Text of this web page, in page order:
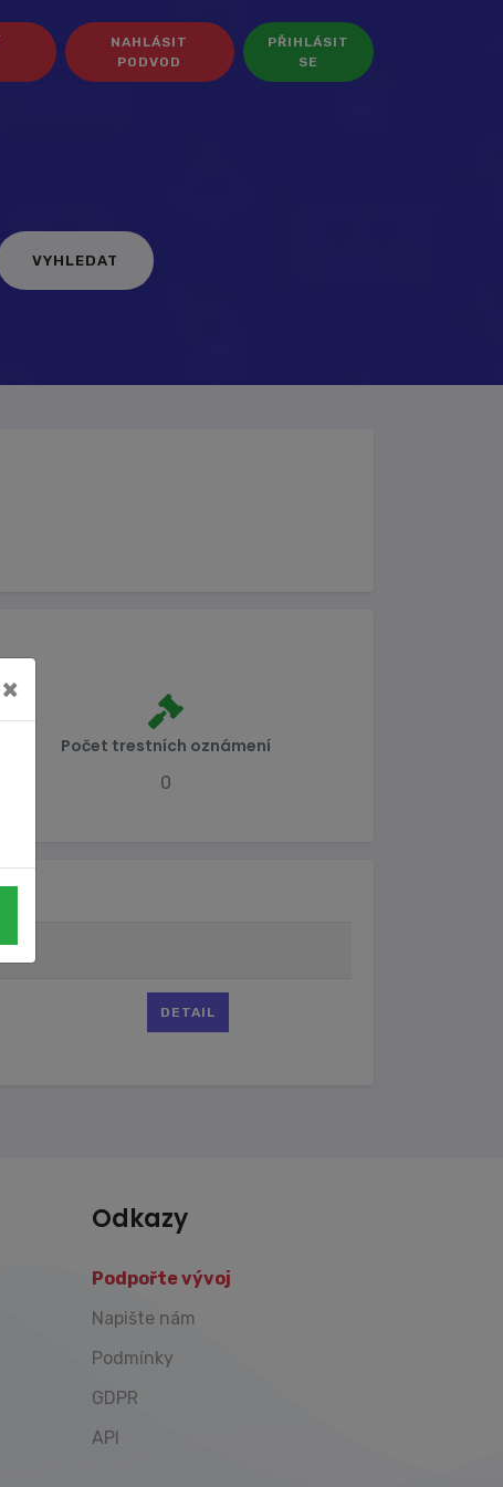
NAHLÁSIT
PODVOD
PŘIHLÁSIT
SE
Počet trestních oznámení
0
DETAIL
Odkazy
Podpořte vývoj
Napište nám
Podmínky
GDPR
API
×